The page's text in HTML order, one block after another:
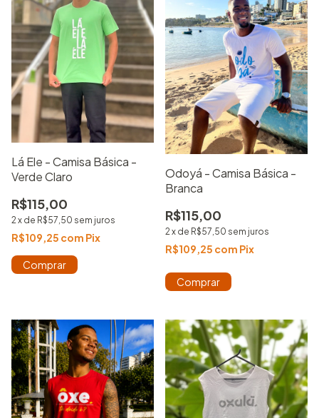
Lá Ele - Camisa Básica -
Verde Claro
R$115,00
2 x de R$57,50 sem juros
R$109,25 com Pix
Comprar
Odoyá - Camisa Básica -
Branca
R$115,00
2x de R$57,50 sem juros
R$109,25 com Pix
Comprar